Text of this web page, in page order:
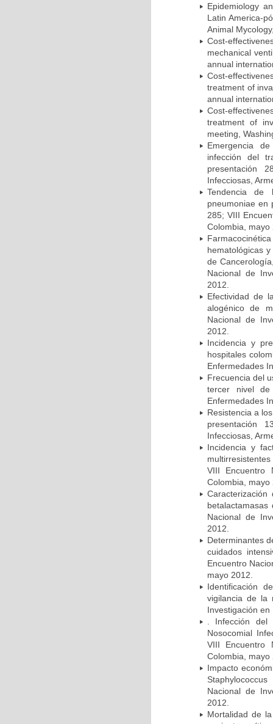
Epidemiology
Latin America-
Animal
Cost-
mechanical
annual
Cost-
treatment of
annual
Cost-
treatment of
meeting,
Emergencia
infección del
presentación
Infecciosas,
Tendencia de
pneumoniae en
285; VIII
Colombia, mayo
hematológicas
de
Nacional de
2012.
Efectividad de
alogénico de
Nacional de
2012.
Incidencia y
hospitales
Enfermedades
Frecuencia del
tercer nivel de
Enfermedades
Resistencia a
presentación
Infecciosas,
Incidencia y
VIII Encuentro
Colombia, mayo
Nacional de
2012.
Determinantes
cuidados
Encuentro
mayo 2012.
Identificación
vigilancia de la
Investigación
. Infección
Nosocomial
VIII Encuentro
Colombia, mayo
Impacto
Nacional de
2012.
Mortalidad de